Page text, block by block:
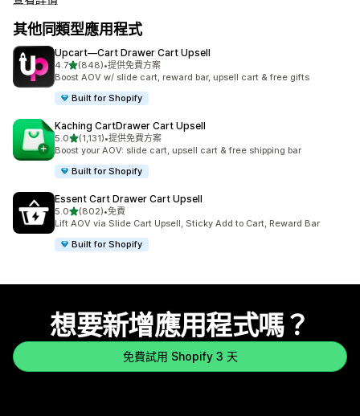
其他同類型應用程式
Upcart—Cart Drawer Cart Upsell
4.7滿分 5 顆星
(848)
共有 848 則評價
•提供免費方案
Boost AOV w/ slide cart, reward bar, upsell cart & free gifts
Built for Shopify
Kaching CartDrawer Cart Upsell
5.0滿分 5 顆星
(1,131)
共有 1131 則評價
•提供免費方案
Boost your AOV: slide cart, upsell cart & free shipping bar
Built for Shopify
Essent Cart Drawer Cart Upsell
5.0滿分 5 顆星
(802)
共有 802 則評價
•免費
Lift AOV via Slide Cart Upsell, Sticky Add to Cart, Reward Bar
Built for Shopify
想要新增應用程式嗎？
免費試用 Shopify 3 天